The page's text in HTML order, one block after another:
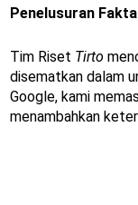
Penelusuran Fakta
Tim Riset Tirto
disematkan dalam
Google, kami
menambahkan